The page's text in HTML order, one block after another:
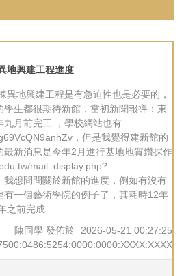
地興建工程進度
異地興建工程是有急迫性也是必要的，
生都很期待新館，當初新聞報導：東
月前完工 ，學校網站也有
，但是我覺得建新館的
新消息是今年2月進行基地地質鑽探作
mail_display.php?
想問問關於新館的進度，例如有沒有
有一個藝術學院的例子了，其耗時12年
之前完成…
陳同學 發佈於 2026-05-21 00:27:25